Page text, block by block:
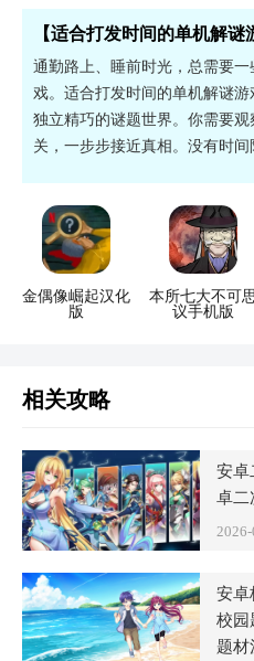
【适合打发时间的单机解谜
通勤路上、睡前时光，总需要
戏。适合打发时间的单机解谜
独立精巧的谜题世界。你需要
关，一步步接近真相。没有时
金偶像崛起汉化
版
本所七大不可
议手机版
相关攻略
安卓
卓二
安卓
校园
题材